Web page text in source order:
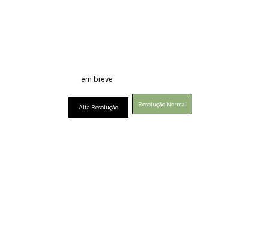
em breve
Alta Resolução Resolução Normal